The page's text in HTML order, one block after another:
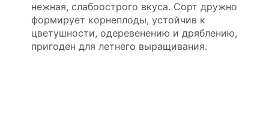
нежная, слабоострого вкуса. Сорт дружно
формирует корнеплоды, устойчив к
цветушности, одеревенению и дряблению,
пригоден для летнего выращивания.